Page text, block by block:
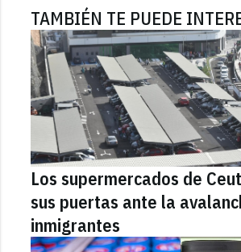
TAMBIÉN TE PUEDE
Los supermercados de
sus puertas ante la
inmigrantes